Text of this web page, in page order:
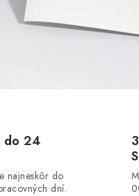
do 24
najneskôr do
dní.